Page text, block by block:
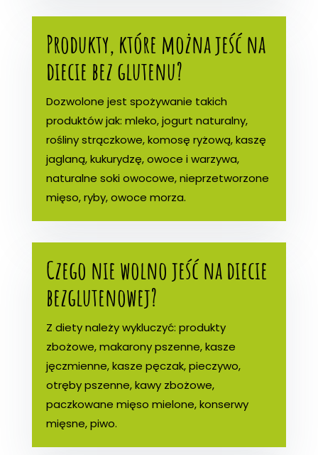
Produkty, które można jeść na
diecie bez glutenu?
Dozwolone jest spożywanie takich
produktów jak: mleko, jogurt naturalny,
rośliny strączkowe, komosę ryżową, kaszę
jaglaną, kukurydzę, owoce i warzywa,
naturalne soki owocowe, nieprzetworzone
mięso, ryby, owoce morza.
Czego nie wolno jeść na diecie
bezglutenowej?
Z diety należy wykluczyć: produkty
zbożowe, makarony pszenne, kasze
jęczmienne, kasze pęczak, pieczywo,
otręby pszenne, kawy zbożowe,
paczkowane mięso mielone, konserwy
mięsne, piwo.